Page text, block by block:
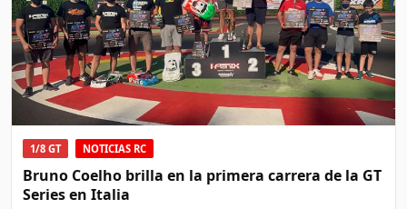
1/8 GT NOTICIAS RC
Bruno Coelho brilla en la primera carrera de la GT
Series en Italia